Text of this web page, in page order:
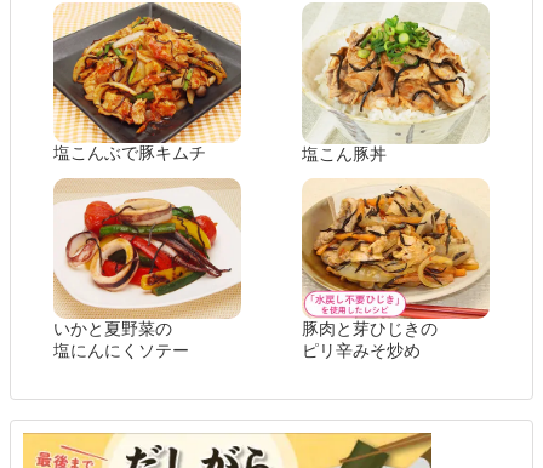
塩こんぶで豚キムチ 塩こん豚丼
いかと夏野菜の
塩にんにくソテー
豚肉と芽ひじきの
ピリ辛みそ炒め